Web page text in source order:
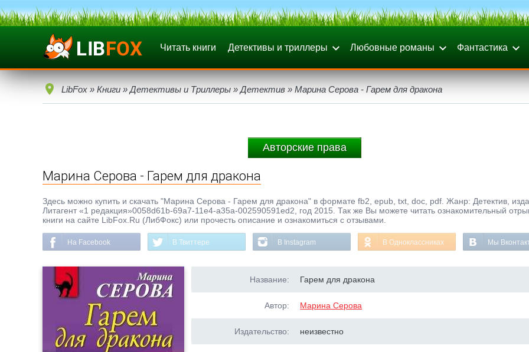
Читать книги Детективы и триллеры Любовные романы Фантастика
LibFox » Книги » Детективы и Триллеры » Детектив » Марина Серова - Гарем для дракона
Авторские права
Марина Серова - Гарем для дракона
Здесь можно купить и скачать "Марина Серова - Гарем для дракона" в формате fb2, epub, txt, doc, pdf. Жанр: Детектив,
Литагент «1 редакция»0058d61b-69a7-11e4-a35a-002590591ed2, год 2015. Так же Вы можете читать ознакомительный
книги на сайте LibFox.Ru (ЛибФокс) или прочесть описание и ознакомиться с отзывами.
На Facebook В Твиттере В Instagram В Одноклассниках Мы
Название: Гарем для дракона
Автор: Марина Серова
Издательство: неизвестно